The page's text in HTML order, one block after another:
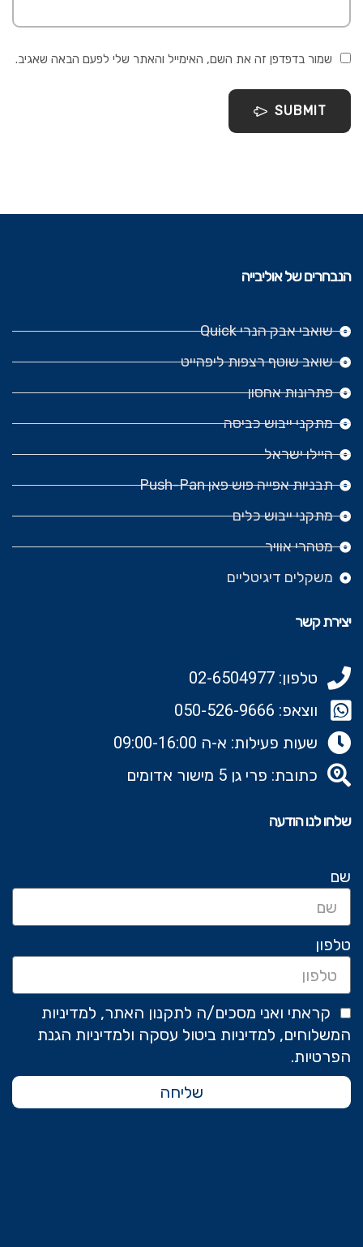
שמור בדפדפן זה את השם, האימייל והאתר שלי לפעם הבאה שאגיב.
SUBMIT
הנבחרים של אוליבייה
שואבי אבק הנרי Quick
שואב שוטף רצפות ליפהייט
פתרונות אחסון
מתקני ייבוש כביסה
היילו ישראל
תבניות אפייה פוש פאן Push-Pan
מתקני ייבוש כלים
מטהרי אוויר
משקלים דיגיטליים
יצירת קשר
טלפון: 02-6504977
ווצאפ: 050-526-9666‬
שעות פעילות: א-ה 09:00-16:00
כתובת: פרי גן 5 מישור אדומים
שלחו לנו הודעה
שם
טלפון
קראתי ואני מסכים/ה לתקנון האתר, למדיניות
המשלוחים, למדיניות ביטול עסקה ולמדיניות הגנת
הפרטיות.
שליחה